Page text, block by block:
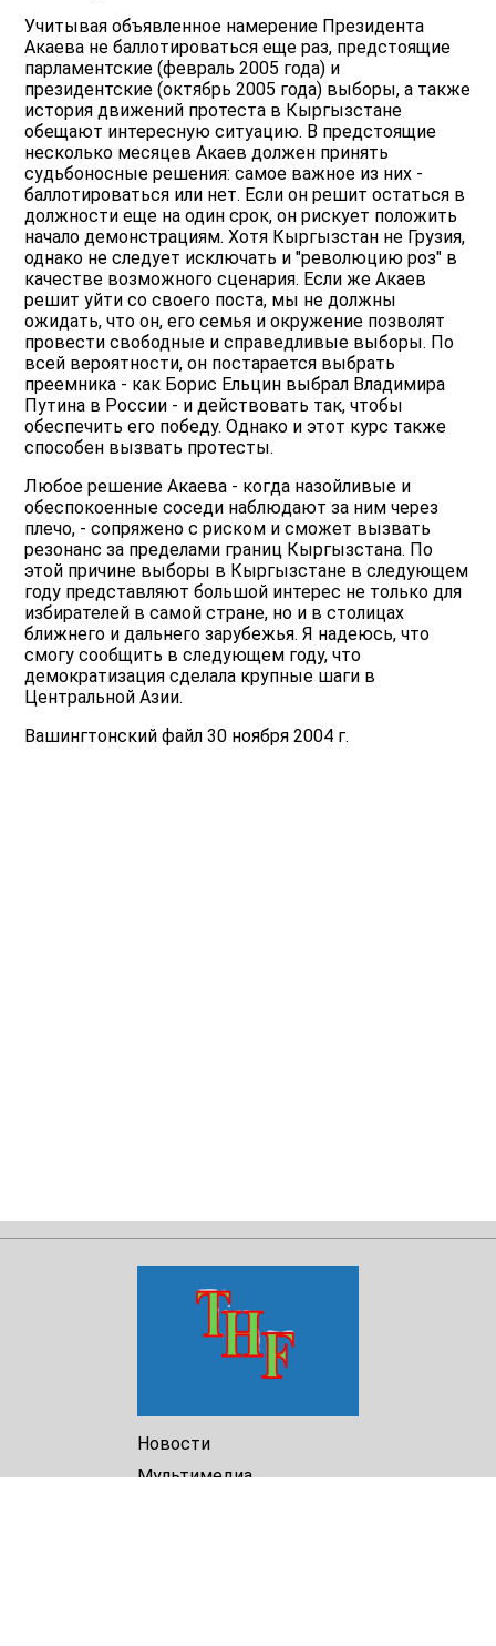
Учитывая объявленное намерение Президента
Акаева не баллотироваться еще раз, предстоящие
парламентские (февраль 2005 года) и
президентские (октябрь 2005 года) выборы, а также
история движений протеста в Кыргызстане
обещают интересную ситуацию. В предстоящие
несколько месяцев Акаев должен принять
судьбоносные решения: самое важное из них -
баллотироваться или нет. Если он решит остаться в
должности еще на один срок, он рискует положить
начало демонстрациям. Хотя Кыргызстан не Грузия,
однако не следует исключать и "революцию роз" в
качестве возможного сценария. Если же Акаев
решит уйти со своего поста, мы не должны
ожидать, что он, его семья и окружение позволят
провести свободные и справедливые выборы. По
всей вероятности, он постарается выбрать
преемника - как Борис Ельцин выбрал Владимира
Путина в России - и действовать так, чтобы
обеспечить его победу. Однако и этот курс также
способен вызвать протесты.
Любое решение Акаева - когда назойливые и
обеспокоенные соседи наблюдают за ним через
плечо, - сопряжено с риском и сможет вызвать
резонанс за пределами границ Кыргызстана. По
этой причине выборы в Кыргызстане в следующем
году представляют большой интерес не только для
избирателей в самой стране, но и в столицах
ближнего и дальнего зарубежья. Я надеюсь, что
смогу сообщить в следующем году, что
демократизация сделала крупные шаги в
Центральной Азии.
Вашингтонский файл 30 ноября 2004 г.
Новости
Мультимедиа